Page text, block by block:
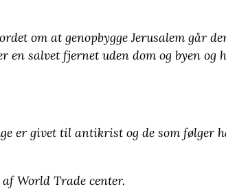
om at genopbygge Jerusalem går
en salvet fjernet uden dom og byen og
er givet til antikrist og de som følger
World Trade center.